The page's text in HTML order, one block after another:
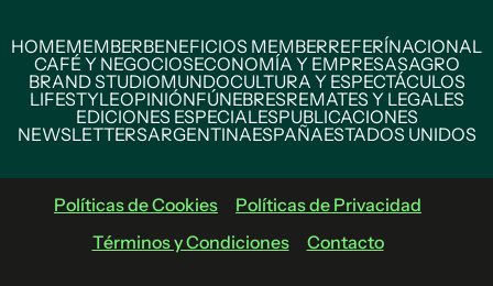
HOMEMEMBERBENEFICIOS MEMBERREFERÍNACIONAL
CAFÉ Y NEGOCIOSECONOMÍA Y EMPRESASAGRO
BRAND STUDIOMUNDOCULTURA Y ESPECTÁCULOS
LIFESTYLEOPINIÓNFÚNEBRESREMATES Y LEGALES
EDICIONES ESPECIALESPUBLICACIONES
NEWSLETTERSARGENTINAESPAÑAESTADOS UNIDOS
Políticas de Cookies
Políticas de Privacidad
Términos y Condiciones
Contacto